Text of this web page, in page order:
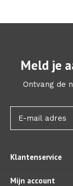
Meld je
Ontvang de
Klantenservice
Mijn account